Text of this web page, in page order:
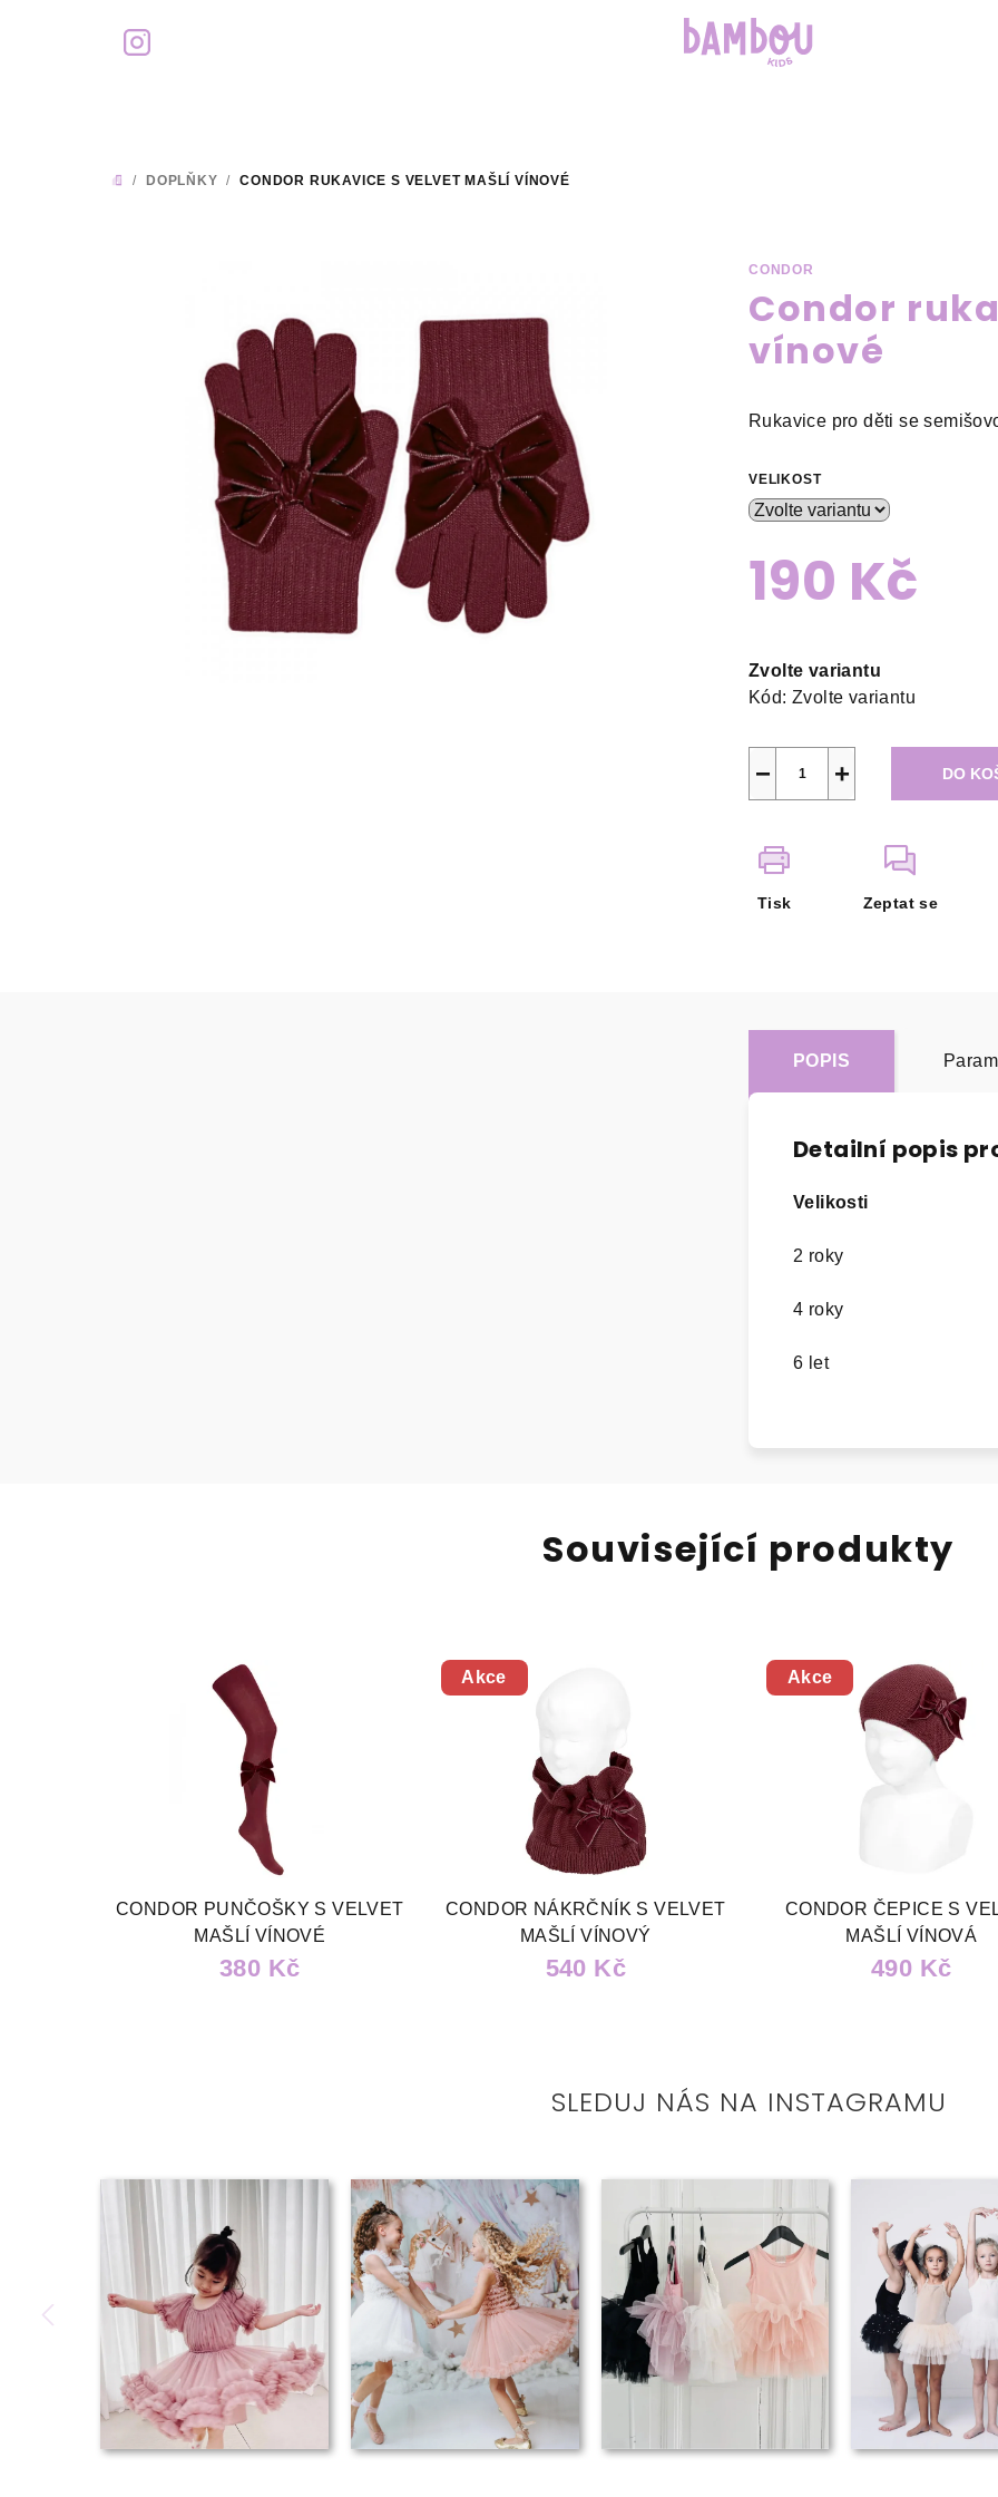
DOMŮ
/ DOPLŇKY / CONDOR RUKAVICE S VELVET MAŠLÍ VÍNOVÉ
CONDOR
Condor
vínové
Rukavice pro děti se
VELIKOST
190 Kč
cena:
Zvolte variantu
Kód: Zvolte variantu
+
− DO
Tisk Zeptat se
POPIS
Detailní popis
Velikosti
2 roky
4 roky
6 let
Související produkty
CONDOR PUNČOŠKY S VELVET
MAŠLÍ VÍNOVÉ
380 Kč
Akce
CONDOR NÁKRČNÍK S VELVET
MAŠLÍ VÍNOVÝ
540 Kč
Akce
CONDOR ČEPICE S
MAŠLÍ VÍNOVÁ
490 Kč
SLEDUJ NÁS NA INSTAGRAMU